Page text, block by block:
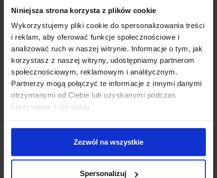
Niniejsza strona korzysta z plików cookie
Wykorzystujemy pliki cookie do spersonalizowania treści
i reklam, aby oferować funkcje społecznościowe i
analizować ruch w naszej witrynie. Informacje o tym, jak
korzystasz z naszej witryny, udostępniamy partnerom
społecznościowym, reklamowym i analitycznym.
Partnerzy mogą połączyć te informacje z innymi danymi
otrzymanymi od Ciebie lub uzyskanymi podczas
korzystania z ich usług.
Zezwól na wszystkie
Spersonalizuj
montaż pozwala na dowolne ułożenie i tworzenie
Parametry techniczne:
Źródło światła: SMD LED 6W
Sposób montażu: ścienny
Wymiary: wysokość 60cm, głębokość 12cm
Średnica rurki: 1,25cm
Materiał wykonania: aluminium + tworzywo
Kolor wykończenia: czarny+złoty, biały+złoty
Kąt świecenia: 120º
Zasilanie: 230V
Zasilacz: wewnętrzny, wbudowany